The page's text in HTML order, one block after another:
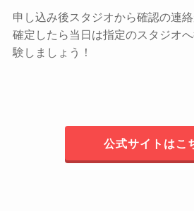
申し込み後スタジオから確認の連
確定したら当日は指定のスタジオ
験しましょう！
公式サイトはこ